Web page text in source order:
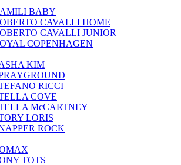
BABY
CAVALLI HOME
CAVALLI JUNIOR
COPENHAGEN
KIM
RICCI
COVE
McCARTNEY
LORIS
ROCK
TOTS